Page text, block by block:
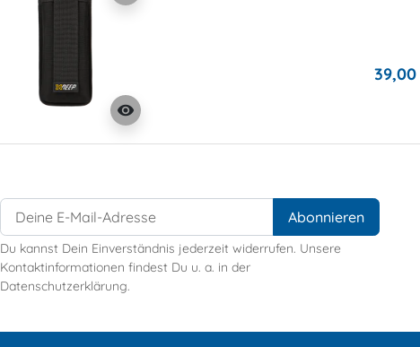
visibility
39,00
Du kannst Dein Einverständnis jederzeit widerrufen. Unsere
Kontaktinformationen findest Du u. a. in der
Datenschutzerklärung.